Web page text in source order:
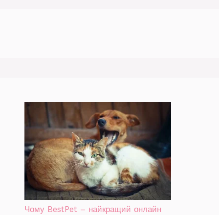
Чому BestPet – найкращий онлайн